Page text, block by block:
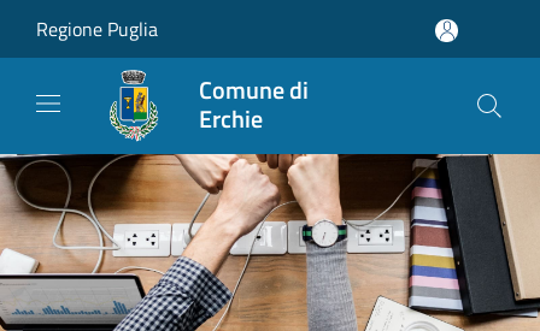
Regione Puglia
Comune di
Erchie